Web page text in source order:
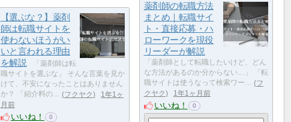
薬剤師の転職方法
まとめ｜転職サイ
ト・直接応募・ハ
ローワークを現役
リーダーが解説
「薬剤師として転職したいけど、どん
な方法があるのか分からない…」 「転
職サイトは使うなって検索ワー…
フ
クヤク
1年1ヶ月前
いいね！ 0
【選ぶな？】薬剤
師は転職サイトを
使わないほうがい
いと言われる理由
を解説
「薬剤師は転
職サイトを選ぶな」 そんな言葉を見か
けて、不安になったことはありません
か？ 「紹介料の…
フクヤク
1年1ヶ
月前
いいね！ 0